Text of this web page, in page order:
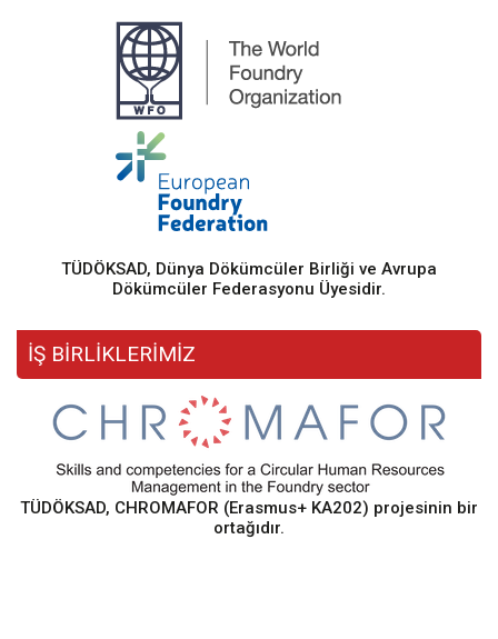
TÜDÖKSAD, Dünya Dökümcüler Birliği ve Avrupa
Dökümcüler Federasyonu Üyesidir.
İŞ BİRLİKLERİMİZ
TÜDÖKSAD, CHROMAFOR (Erasmus+ KA202) projesinin bir
ortağıdır.